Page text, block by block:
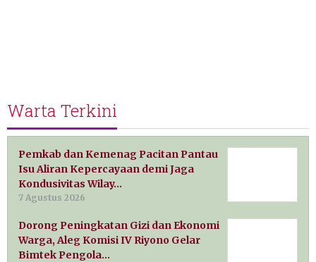
Warta Terkini
Pemkab dan Kemenag Pacitan Pantau
Isu Aliran Kepercayaan demi Jaga
Kondusivitas Wilay…
7 Agustus 2026
Dorong Peningkatan Gizi dan Ekonomi
Warga, Aleg Komisi IV Riyono Gelar
Bimtek Pengola…